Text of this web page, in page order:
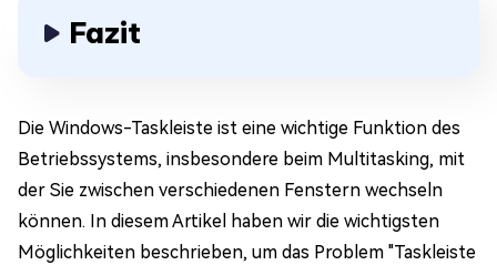
Fazit
Die Windows-Taskleiste ist eine wichtige Funktion des
Betriebssystems, insbesondere beim Multitasking, mit
der Sie zwischen verschiedenen Fenstern wechseln
können. In diesem Artikel haben wir die wichtigsten
Möglichkeiten beschrieben, um das Problem "Taskleiste